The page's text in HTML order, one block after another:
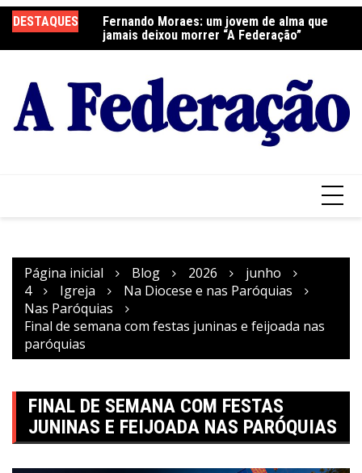
para
o
DESTAQUES
a Festa do
Fernando Moraes: um jovem de alma que
jamais deixou morrer “A Federação”
Página inicial Blog 2026
junho
4
Igreja
Na Diocese e nas Paróquias
Nas Paróquias
Final de semana com festas juninas e feijoada nas
paróquias
FINAL DE SEMANA COM FESTAS
JUNINAS E FEIJOADA NAS PARÓQUIAS